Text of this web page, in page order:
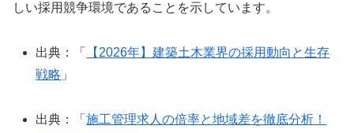
しい採用競争環境であることを示しています。
出典：「
【2026年】建築土木業界の採用動向と生存
戦略 」
出典：「施工管理求人の倍率と地域差を徹底分析！